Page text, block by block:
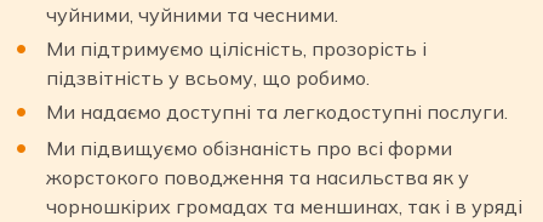
чуйними, чуйними та чесними.
Ми підтримуємо цілісність, прозорість і
підзвітність у всьому, що робимо.
Ми надаємо доступні та легкодоступні послуги.
Ми підвищуємо обізнаність про всі форми
жорстокого поводження та насильства як у
чорношкірих громадах та меншинах, так і в уряді